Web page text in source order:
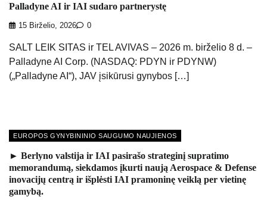
Palladyne AI ir IAI sudaro partnerystę
15 Birželio, 2026 0
SALT LEIK SITAS ir TEL AVIVAS – 2026 m. birželio 8 d. –
Palladyne AI Corp. (NASDAQ: PDYN ir PDYNW)
(„Palladyne AI“), JAV įsikūrusi gynybos […]
EUROPOS GYNYBININIO SAUGUMO NAUJIENOS
► Berlyno valstija ir IAI pasirašo strateginį supratimo
memorandumą, siekdamos įkurti naują Aerospace & Defense
inovacijų centrą ir išplėsti IAI pramoninę veiklą per vietinę
gamybą.